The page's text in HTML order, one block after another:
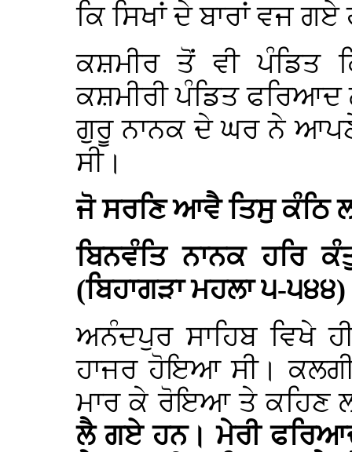
ਕਿ ਸਿਖਾਂ ਦੇ ਬਾਰਾਂ ਵਜ
ਕਸ਼ਮੀਰ ਤੋਂ ਵੀ ਪੰਡਿਤ
ਕਸ਼ਮੀਰੀ ਪੰਡਿਤ
ਗੁਰੂ ਨਾਨਕ ਦੇ ਘਰ ਨੇ
ਸੀ।
ਜੋ ਸਰਣਿ ਆਵੈ ਤਿਸੁ ਕੰਠਿ
ਬਿਨਵੰਤਿ ਨਾਨਕ ਹਰਿ
(ਬਿਹਾਗੜਾ ਮਹਲਾ ੫-੫੪੪)
ਅਨੰਦਪੁਰ ਸਾਹਿਬ ਵਿਖੇ
ਹਾਜਰ ਹੋਇਆ ਸੀ।
ਮਾਰ ਕੇ ਰੋਇਆ ਤੇ ਕਹਿਣ
ਲੈ ਗਏ ਹਨ। ਮੇਰੀ